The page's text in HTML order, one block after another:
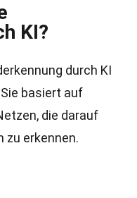
KI?
durch KI
basiert auf
die darauf
zu erkennen.